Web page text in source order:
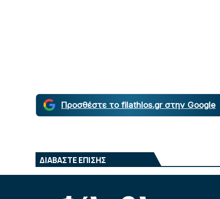
Προσθέστε το filathlos.gr στην Google
ΔΙΑΒΑΣΤΕ ΕΠΙΣΗΣ